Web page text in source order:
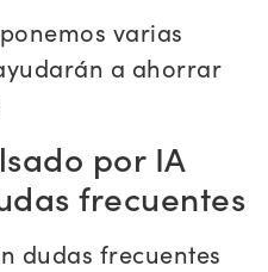
varias
a ahorrar
por IA
frecuentes
dudas frecuentes